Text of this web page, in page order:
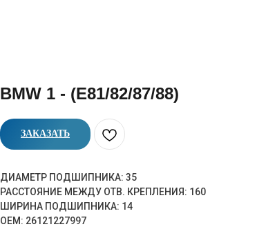
BMW 1 - (E81/82/87/88)
ЗАКАЗАТЬ
ДИАМЕТР ПОДШИПНИКА: 35
РАССТОЯНИЕ МЕЖДУ ОТВ. КРЕПЛЕНИЯ: 160
ШИРИНА ПОДШИПНИКА: 14
OEM: 26121227997